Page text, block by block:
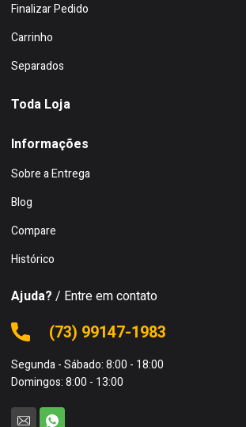
Finalizar Pedido
Carrinho
Separados
Toda Loja
Informações
Sobre a Entrega
Blog
Compare
Histórico
Ajuda? / Entre em contato
(73) 99147-1983
Segunda - Sábado: 8:00 - 18:00
Domingos: 8:00 - 13:00